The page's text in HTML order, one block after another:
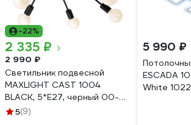
-22%
2 335 ₽
2 990 ₽
Светильник подвесной
MAXLIGHT CAST 1004
BLACK, 5*E27, черный 00-
00001220
5(9)
5 990 ₽
ESCADA
White